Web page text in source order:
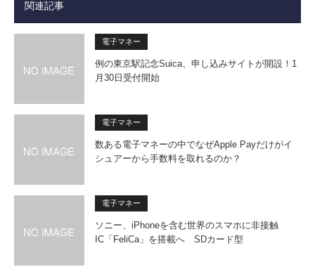
関連記事
電子マネー
例の東京駅記念Suica、申し込みサイトが開設！1
月30日受付開始
電子マネー
数ある電子マネーの中でなぜApple Payだけがイ
シュアーから手数料を取れるのか？
電子マネー
ソニー、iPhoneを含む世界のスマホに非接触
IC「FeliCa」を搭載へ SDカード型